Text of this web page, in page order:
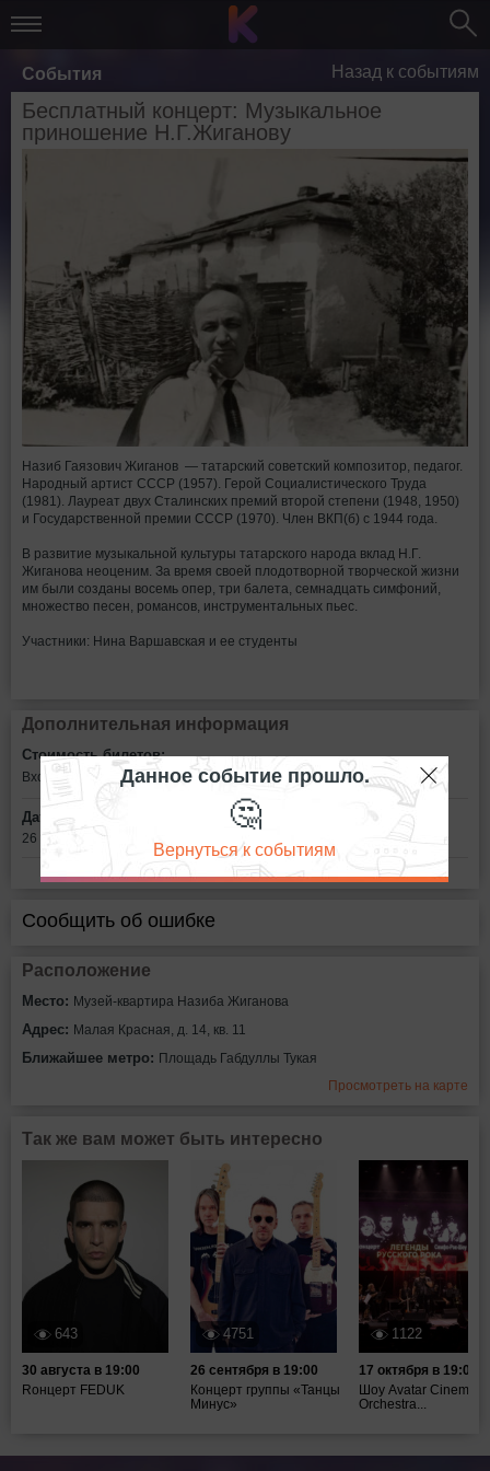
События Назад к событиям
Бесплатный концерт: Музыкальное
приношение Н.Г.Жиганову
Назиб Гаязович Жиганов ― татарский советский композитор, педагог.
Народный артист СССР (1957). Герой Социалистического Труда
(1981). Лауреат двух Сталинских премий второй степени (1948, 1950)
и Государственной премии СССР (1970). Член ВКП(б) с 1944 года.
В развитие музыкальной культуры татарского народа вклад Н.Г.
Жиганова неоценим. За время своей плодотворной творческой жизни
им были созданы восемь опер, три балета, семнадцать симфоний,
множество песен, романсов, инструментальных пьес.
Участники: Нина Варшавская и ее студенты
Дополнительная информация
Стоимость билетов:
Вход свободный
Дата:
26 декабря в 14:00
Сообщить об ошибке
Расположение
Место: Музей-квартира Назиба Жиганова
Адрес: Малая Красная, д. 14, кв. 11
Ближайшее метро: Площадь Габдуллы Тукая
Просмотреть на карте
Так же вам может быть интересно
643
30 августа в 19:00
Rонцерт FEDUK
4751
26 сентября в 19:00
Концерт группы «Танцы
Минус»
1122
17 октября в 19:00
Шоу Avatar Cinematic
Orchestra...
Данное событие прошло.
🤔
Вернуться к событиям